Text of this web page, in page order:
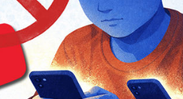
경선, 제주·인천 권리당원 투표 김민석 승리
더위'…동해안 시간당 30㎜ '강한 비'[내일
님이 원하는 마음 느꼈고, 많은 트로피 원
'펄펄'…동해안 일부 지역엔 호의주의보
3명 늘어…누적 환자 3000명 돌파